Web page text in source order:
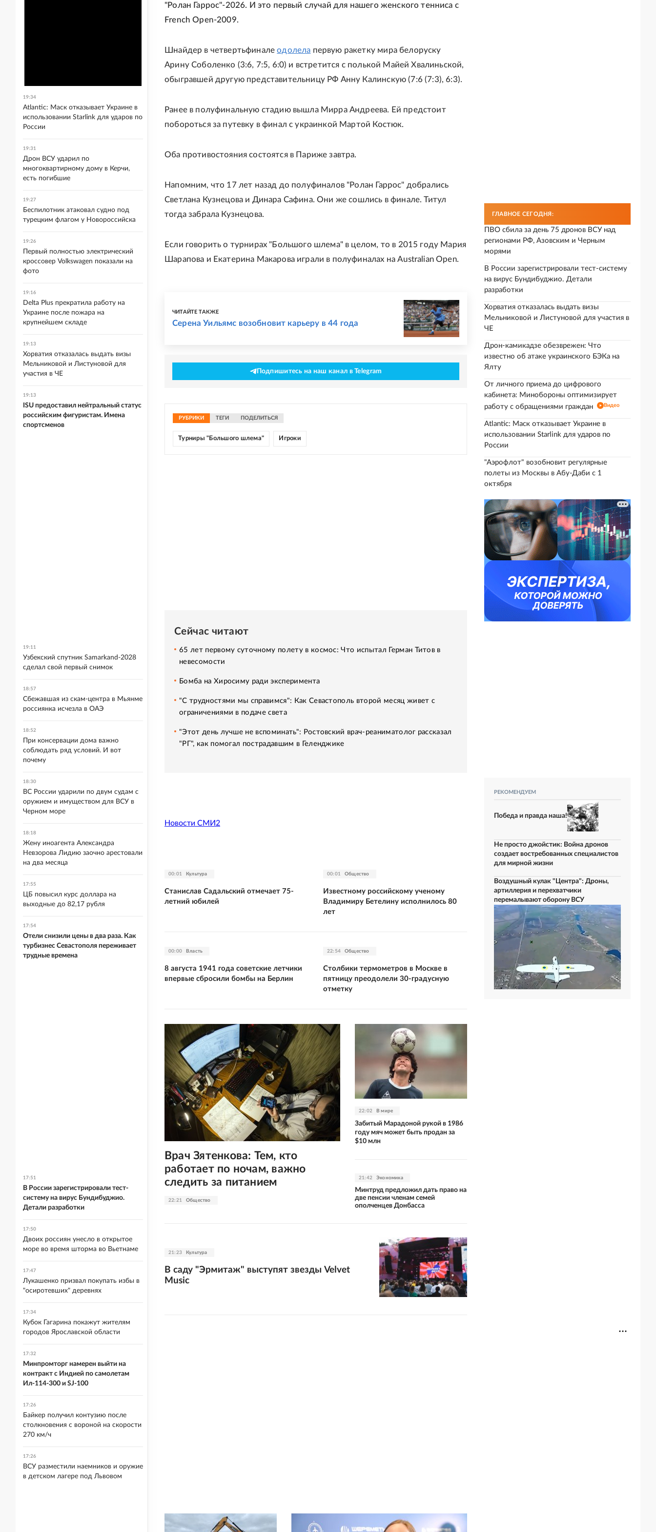
"Ролан Гаррос"-2026. И это первый случай для нашего женского тенниса с
French Open-2009.
Шнайдер в четвертьфиналеодолела первую ракетку мира белоруску
Арину Соболенко (3:6, 7:5, 6:0) и встретится с полькой Майей Хвалиньской,
обыгравшей другую представительницу РФ Анну Калинскую (7:6 (7:3), 6:3).
Ранее в полуфинальную стадию вышла Мирра Андреева. Ей предстоит
побороться за путевку в финал с украинкой Мартой Костюк.
Оба противостояния состоятся в Париже завтра.
Напомним, что 17 лет назад до полуфиналов "Ролан Гаррос" добрались
Светлана Кузнецова и Динара Сафина. Они же сошлись в финале. Титул
тогда забрала Кузнецова.
Если говорить о турнирах "Большого шлема" в целом, то в 2015 году Мария
Шарапова и Екатерина Макарова играли в полуфиналах на Australian Open.
ЧИТАЙТЕ ТАКЖЕ
Серена Уильямс возобновит карьеру в 44 года
Подпишитесь на наш канал в Telegram
РУБРИКИ ТЕГИ ПОДЕЛИТЬСЯ
Турниры "Большого шлема" Игроки
Сейчас читают
65 лет первому суточному полету в космос: Что испытал Герман Титов в
невесомости
Бомба на Хиросиму ради эксперимента
"С трудностями мы справимся": Как Севастополь второй месяц живет с
ограничениями в подаче света
"Этот день лучше не вспоминать": Ростовский врач-реаниматолог рассказал
"РГ", как помогал пострадавшим в Геленджике
Новости СМИ2
00:01 Культура
Станислав Садальский отмечает 75-
летний юбилей
00:01 Общество
Известному российскому ученому
Владимиру Бетелину исполнилось 80
лет
00:00 Власть
8 августа 1941 года советские летчики
впервые сбросили бомбы на Берлин
22:54 Общество
Столбики термометров в Москве в
пятницу преодолели 30-градусную
отметку
22:21 Общество
Врач Зятенкова: Тем, кто
работает по ночам, важно
следить за питанием
22:02 В мире
Забитый Марадоной рукой в 1986
году мяч может быть продан за
$10 млн
21:42 Экономика
Минтруд предложил дать право на
две пенсии членам семей
ополченцев Донбасса
21:23 Культура
В саду "Эрмитаж" выступят звезды Velvet
Music
ГЛАВНОЕ СЕГОДНЯ:
ПВО сбила за день 75 дронов ВСУ над
регионами РФ, Азовским и Черным
морями
В России зарегистрировали тест-систему
на вирус Бундибуджио. Детали
разработки
Хорватия отказалась выдать визы
Мельниковой и Листуновой для участия в
ЧЕ
Дрон-камикадзе обезврежен: Что
известно об атаке украинского БЭКа на
Ялту
От личного приема до цифрового
кабинета: Минобороны оптимизирует
работу с обращениями граждан
Видео
Atlantic: Маск отказывает Украине в
использовании Starlink для ударов по
России
"Аэрофлот" возобновит регулярные
полеты из Москвы в Абу-Даби с 1
октября
РЕКОМЕНДУЕМ
Победа и правда наша!
Не просто джойстик: Война дронов
создает востребованных специалистов
для мирной жизни
Воздушный кулак "Центра": Дроны,
артиллерия и перехватчики
перемалывают оборону ВСУ
19:34
Atlantic: Маск отказывает Украине в
использовании Starlink для ударов по
России
19:31
Дрон ВСУ ударил по
многоквартирному дому в Керчи,
есть погибшие
19:27
Беспилотник атаковал судно под
турецким флагом у Новороссийска
19:26
Первый полностью электрический
кроссовер Volkswagen показали на
фото
19:16
Delta Plus прекратила работу на
Украине после пожара на
крупнейшем складе
19:13
Хорватия отказалась выдать визы
Мельниковой и Листуновой для
участия в ЧЕ
19:13
ISU предоставил нейтральный статус
российским фигуристам. Имена
спортсменов
19:11
Узбекский спутник Samarkand-2028
сделал свой первый снимок
18:57
Сбежавшая из скам-центра в Мьянме
россиянка исчезла в ОАЭ
18:52
При консервации дома важно
соблюдать ряд условий. И вот
почему
18:30
ВС России ударили по двум судам с
оружием и имуществом для ВСУ в
Черном море
18:18
Жену иноагента Александра
Невзорова Лидию заочно арестовали
на два месяца
17:55
ЦБ повысил курс доллара на
выходные до 82,17 рубля
17:54
Отели снизили цены в два раза. Как
турбизнес Севастополя переживает
трудные времена
17:51
В России зарегистрировали тест-
систему на вирус Бундибуджио.
Детали разработки
17:50
Двоих россиян унесло в открытое
море во время шторма во Вьетнаме
17:47
Лукашенко призвал покупать избы в
"осиротевших" деревнях
17:34
Кубок Гагарина покажут жителям
городов Ярославской области
17:32
Минпромторг намерен выйти на
контракт с Индией по самолетам
Ил-114-300 и SJ-100
17:26
Байкер получил контузию после
столкновения с вороной на скорости
270 км/ч
17:26
ВСУ разместили наемников и оружие
в детском лагере под Львовом